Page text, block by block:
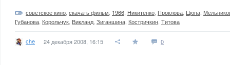
советское кино скачать фильм 1966 Никитенко Проклова Цюпа
Губанова Корольчук Викланд Зиганшина Костричкин Титова
che 24 декабря 2008, 16:15 0